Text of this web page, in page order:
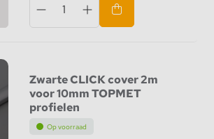
Zwarte CLICK cover 2m
voor 10mm TOPMET
profielen
Op voorraad